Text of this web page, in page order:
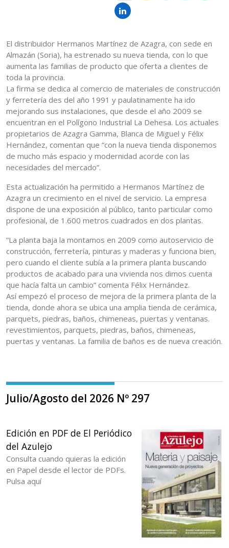
El distribuidor Hermanos Martínez de Azagra, con sede en
Almazán (Soria), ha estrenado su nueva tienda, con lo que
aumenta las familias de producto que oferta a clientes de
toda la provincia.
La firma se dedica al comercio de materiales de construcción
y ferretería des del año 1991 y paulatinamente ha ido
mejorando sus instalaciones, que desde el año 2009 se
encuentran en el Polígono Industrial La Dehesa. Los actuales
propietarios de Azagra Gamma, Blanca de Miguel y Félix
Hernández, comentan que “con la nueva tienda disponemos
de mucho más espacio y modernidad acorde con las
necesidades del mercado”.
Esta actualización ha permitido a Hermanos Martínez de
Azagra un crecimiento en el nivel de servicio. La empresa
dispone de una exposición al público, tanto particular como
profesional, de 1.600 metros cuadrados en dos plantas.
“La planta baja la montamos en 2009 como autoservicio de
construcción, ferretería, pinturas y maderas y funciona bien,
pero cuando el cliente subía a la primera planta buscando
productos de acabado para una vivienda nos dimos cuenta
que hacía falta un cambio” comenta Félix Hernández.
Así empezó el proceso de mejora de la primera planta de la
tienda, donde ahora se ubica una amplia tienda de cerámica,
parquets, piedras, baños, chimeneas, puertas y ventanas.
revestimientos, parquets, piedras, baños, chimeneas,
puertas y ventanas. La familia de baños es de nueva creación.
Julio/Agosto del 2026 Nº 297
Edición en PDF de El Periódico
del Azulejo
Consulta cuando quieras la edición
en Papel desde el lector de PDFs.
Pulsa aquí